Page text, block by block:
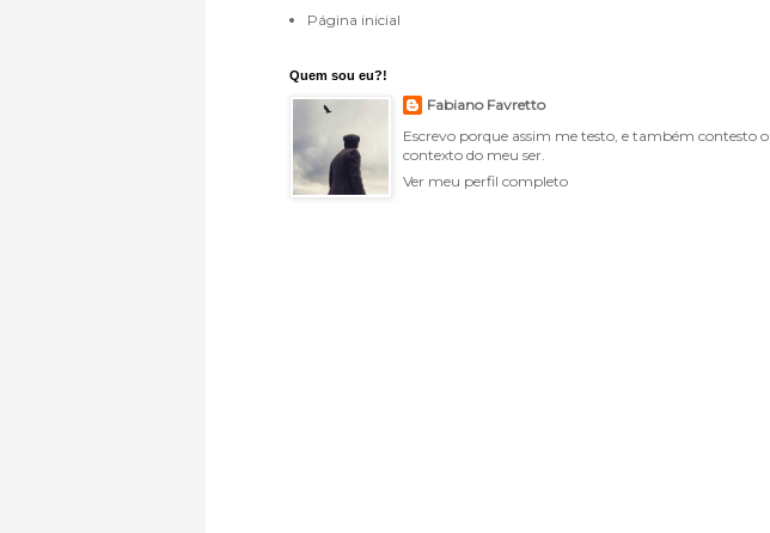
Página inicial
Quem sou eu?!
Fabiano Favretto
Escrevo porque assim me testo, e também contesto o
contexto do meu ser.
Ver meu perfil completo